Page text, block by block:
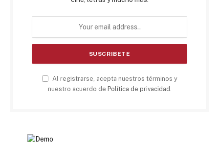
Al registrarse, acepta nuestros términos y
nuestro acuerdo de Política de privacidad .